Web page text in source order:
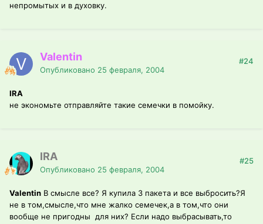
непромытых и в духовку.
Valentin
Опубликовано 25 февраля, 2004
#24
IRA
не экономьте отправляйте такие семечки в помойку.
IRA
Опубликовано 25 февраля, 2004
#25
Valentin В смысле все? Я купила 3 пакета и все выбросить?Я
не в том,смысле,что мне жалко семечек,а в том,что они
вообще не пригодны для них? Если надо выбрасывать,то